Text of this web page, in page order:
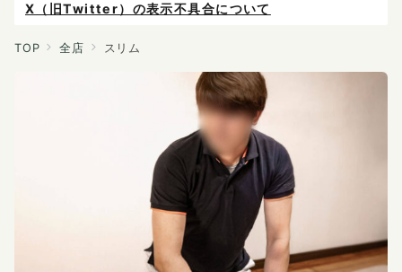
X（旧Twitter）の表示不具合について
ご予約は各店へ直接お問い合わせください。
料金は当日施術前にお支払いください。
TOP 全店 スリム